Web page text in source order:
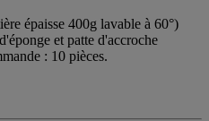
épaisse 400g lavable à 60°)
et patte d'accroche
: 10 pièces.